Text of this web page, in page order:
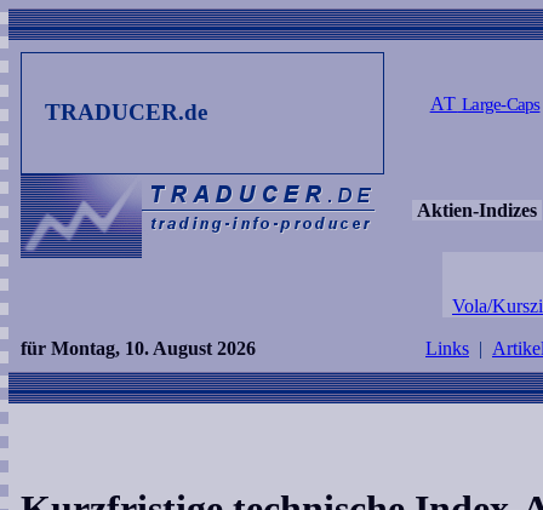
TRADUCER.de AT Large-Caps
Aktien-Indizes
Vola/
für Montag, 10. August 2026 Links |